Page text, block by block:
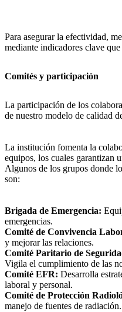
Para asegurar la efectividad,
mediante indicadores clave
Comités y participación
La participación de los
de nuestro modelo de calidad
La institución fomenta la
equipos, los cuales garantizan
Algunos de los grupos donde
son:
Brigada de Emergencia:
emergencias.
Comité de Convivencia
y mejorar las relaciones.
Comité Paritario de
Vigila el cumplimiento de las
Comité EFR: Desarrolla
laboral y personal.
Comité de Protección
manejo de fuentes de radiación.